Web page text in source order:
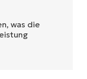
was die